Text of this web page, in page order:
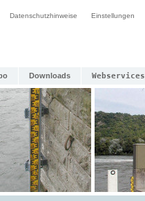
Datenschutzhinweise Einstellungen
Downloads Webservices